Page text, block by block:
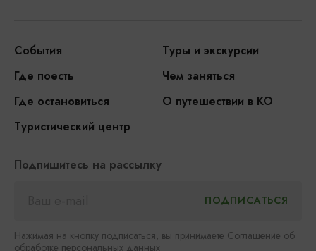
События
Туры и экскурсии
Где поесть
Чем заняться
Где остановиться
О путешествии в КО
Туристический центр
Подпишитесь на рассылку
Нажимая на кнопку подписаться, вы принимаете Соглашение об
обработке персональных данных